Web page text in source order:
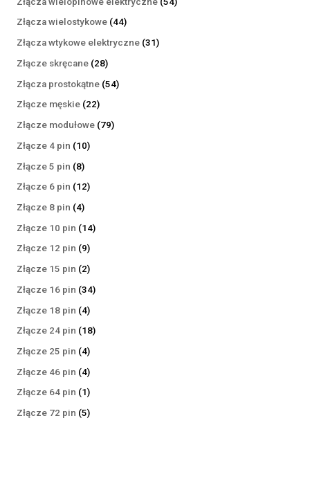
Złącza wielostykowe 4444
produkty
Złącza wtykowe elektryczne 3131
Złącze skręcane 2828
produktów
Złącza prostokątne 5454
Złącze męskie 2222
produkty
Złącze modułowe 7979
Złącze 4 pin 1010
Złącze 5 pin 88
produktów
Złącze 6 pin 1212
Złącze 8 pin 44
produkty
Złącze 10 pin 1414
Złącze 12 pin 99
produktów
Złącze 15 pin 22
produkty
Złącze 16 pin 3434
Złącze 18 pin 44
produkty
Złącze 24 pin 1818
Złącze 25 pin 44
produkty
Złącze 46 pin 44
produkty
Złącze 64 pin 11
produkt
Złącze 72 pin 55